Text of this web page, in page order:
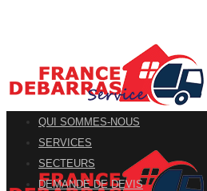
QUI SOMMES-NOUS
SERVICES
SECTEURS
DEMANDE DE DEVIS